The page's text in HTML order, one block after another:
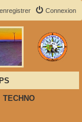
Connexion
TECHNO